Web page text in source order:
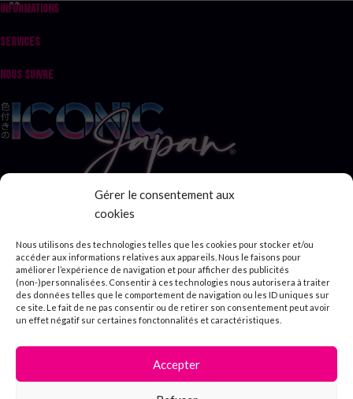
Gérer le consentement aux
cookies
Nous utilisons des technologies telles que les cookies pour stocker et/ou
accéder aux informations relatives aux appareils. Nous le faisons pour
améliorer l’expérience de navigation et pour afficher des publicités
(non-)personnalisées. Consentir à ces technologies nous autorisera à traiter
des données telles que le comportement de navigation ou les ID uniques sur
ce site. Le fait de ne pas consentir ou de retirer son consentement peut avoir
un effet négatif sur certaines fonctonnalités et caractéristiques.
Accepter
INFORMATIONS
SERVICES
NOUS SUIVRE
® ICONIC JAPAN